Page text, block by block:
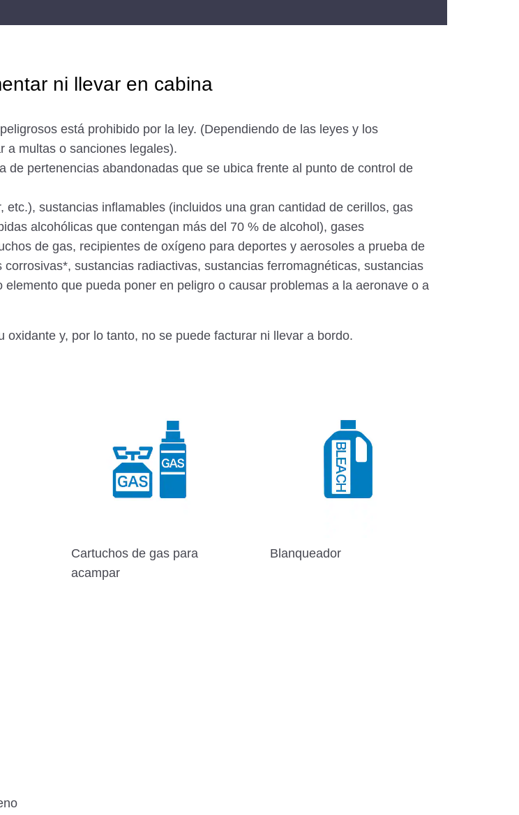
ni llevar en cabina
está prohibido por la ley. (Dependiendo de las leyes y los
a multas o sanciones legales).
pertenencias abandonadas que se ubica frente al punto de control de
sustancias inflamables (incluidos una gran cantidad de cerillos, gas
alcohólicas que contengan más del 70 % de alcohol), gases
de gas, recipientes de oxígeno para deportes y aerosoles a prueba de
sustancias radiactivas, sustancias ferromagnéticas, sustancias
que pueda poner en peligro o causar problemas a la aeronave o a
y, por lo tanto, no se puede facturar ni llevar a bordo.
Cartuchos de gas para
acampar
Blanqueador